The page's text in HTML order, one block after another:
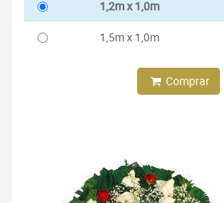
1,2m x 1,0m
1,5m x 1,0m
Comprar